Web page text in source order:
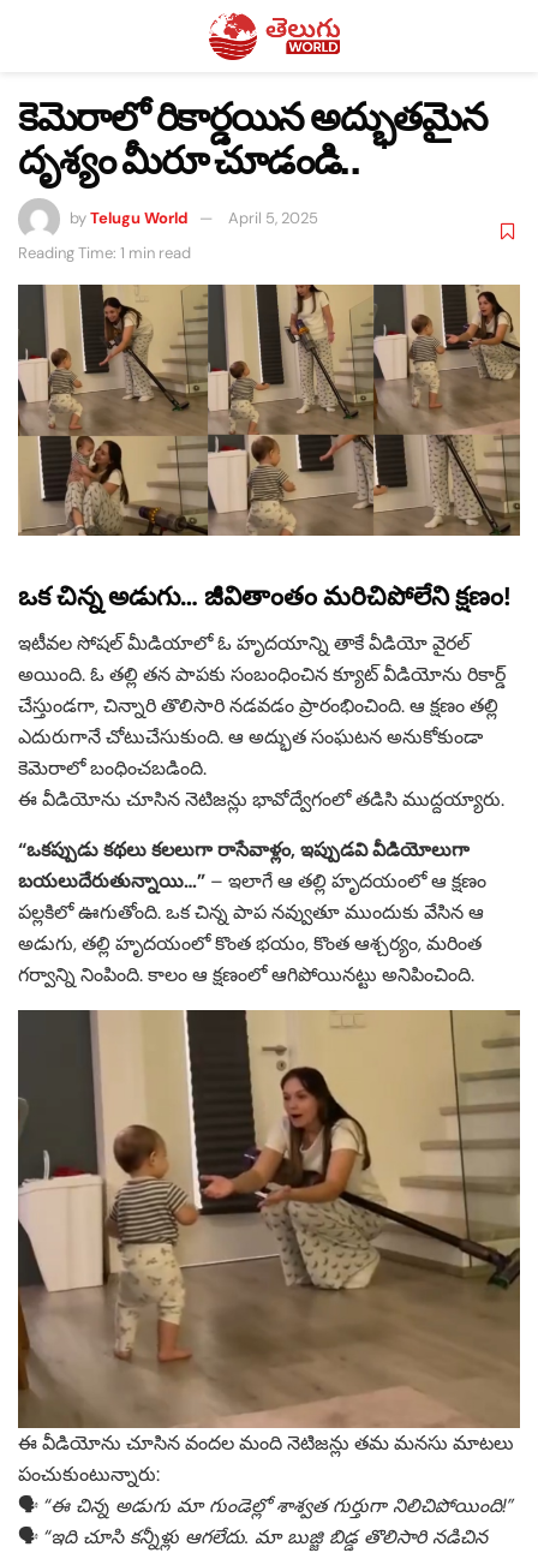
కెమెరాలో రికార్డయిన అద్భుతమైన
దృశ్యం మీరూ చూడండి..
byTelugu World
April 5, 2025
Reading Time: 1 min read
ఒక చిన్న అడుగు… జీవితాంతం మరిచిపోలేని క్షణం!
ఇటీవల సోషల్ మీడియాలో ఓ హృదయాన్ని తాకే వీడియో వైరల్
అయింది. ఓ తల్లి తన పాపకు సంబంధించిన క్యూట్ వీడియోను రికార్డ్
చేస్తుండగా, చిన్నారి తొలిసారి నడవడం ప్రారంభించింది. ఆ క్షణం తల్లి
ఎదురుగానే చోటుచేసుకుంది. ఆ అద్భుత సంఘటన అనుకోకుండా
కెమెరాలో బంధించబడింది.
ఈ వీడియోను చూసిన నెటిజన్లు భావోద్వేగంలో తడిసి ముద్దయ్యారు.
“ఒకప్పుడు కథలు కలలుగా రాసేవాళ్లం, ఇప్పుడవి వీడియోలుగా
బయలుదేరుతున్నాయి…” – ఇలాగే ఆ తల్లి హృదయంలో ఆ క్షణం
పల్లకిలో ఊగుతోంది. ఒక చిన్న పాప నవ్వుతూ ముందుకు వేసిన ఆ
అడుగు, తల్లి హృదయంలో కొంత భయం, కొంత ఆశ్చర్యం, మరింత
గర్వాన్ని నింపింది. కాలం ఆ క్షణంలో ఆగిపోయినట్టు అనిపించింది.
ఈ వీడియోను చూసిన వందల మంది నెటిజన్లు తమ మనసు మాటలు
పంచుకుంటున్నారు:
🗣️ “ఈ చిన్న అడుగు మా గుండెల్లో శాశ్వత గుర్తుగా నిలిచిపోయింది!”
🗣️ “ఇది చూసి కన్నీళ్లు ఆగలేదు. మా బుజ్జి బిడ్డ తొలిసారి నడిచిన